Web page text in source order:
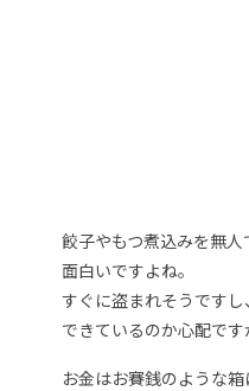
餃子やもつ煮込みを無
面白いですよね。
すぐに盗まれそうです
できているのか心配です
お金はお賽銭のような箱